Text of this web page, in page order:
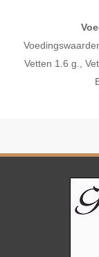
Vetten 1.6 g.,